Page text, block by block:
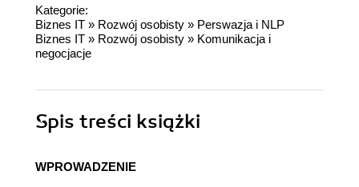
Kategorie:
Biznes IT » Rozwój osobisty » Perswazja i NLP
Biznes IT » Rozwój osobisty » Komunikacja i
negocjacje
Spis treści książki
WPROWADZENIE